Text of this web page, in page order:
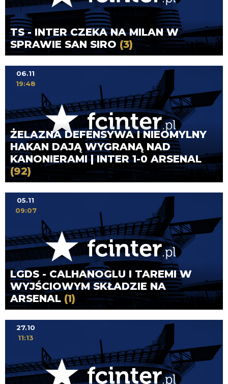
TS - INTER CZEKA NA MILAN W
SPRAWIE SAN SIRO (3)
ŻELAZNA DEFENSYWA I NIEOMYLNY
HAKAN DAJĄ WYGRANĄ NAD
KANONIERAMI | INTER 1-0 ARSENAL
(92)
06.11
19:48
LGDS - CALHANOGLU I TAREMI W
WYJŚCIOWYM SKŁADZIE NA
ARSENAL (1)
05.11
09:07
27.10
11:13